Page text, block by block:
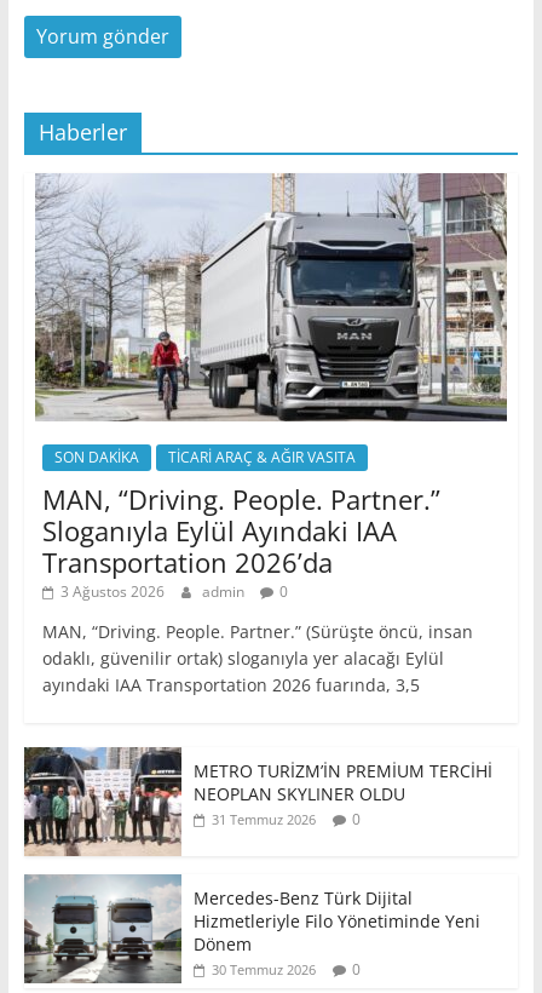
Haberler
SON DAKİKA TİCARİ ARAÇ & AĞIR VASITA
MAN, “Driving. People. Partner.”
Sloganıyla Eylül Ayındaki IAA
Transportation 2026’da
3 Ağustos 2026 admin 0
MAN, “Driving. People. Partner.” (Sürüşte öncü, insan
odaklı, güvenilir ortak) sloganıyla yer alacağı Eylül
ayındaki IAA Transportation 2026 fuarında, 3,5
METRO TURİZM’İN PREMİUM TERCİHİ
NEOPLAN SKYLINER OLDU
31 Temmuz 2026 0
Mercedes-Benz Türk Dijital
Hizmetleriyle Filo Yönetiminde Yeni
Dönem
30 Temmuz 2026 0